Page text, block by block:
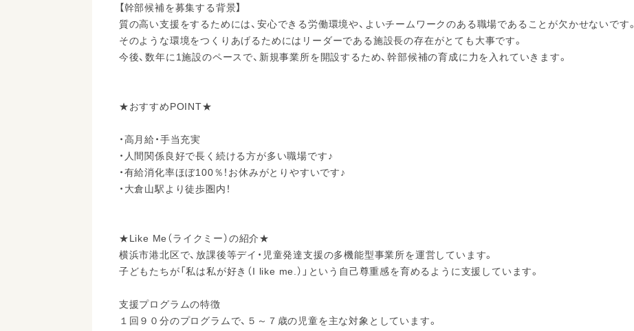
【幹部候補を募集する背景】
質の高い支援をするためには、安心できる労働環境や、よいチームワークのある職場であることが欠かせないです。
そのような環境をつくりあげるためにはリーダーである施設長の存在がとても大事です。
今後、数年に1施設のペースで、新規事業所を開設するため、幹部候補の育成に力を入れていきます。
★おすすめPOINT★
・高月給・手当充実
・人間関係良好で長く続ける方が多い職場です♪
・有給消化率ほぼ100％！お休みがとりやすいです♪
・大倉山駅より徒歩圏内！
★Like Me（ライクミー）の紹介★
横浜市港北区で、放課後等デイ・児童発達支援の多機能型事業所を運営しています。
子どもたちが「私は私が好き（I like me.）」という自己尊重感を育めるように支援しています。
支援プログラムの特徴
１回９０分のプログラムで、５～７歳の児童を主な対象としています。